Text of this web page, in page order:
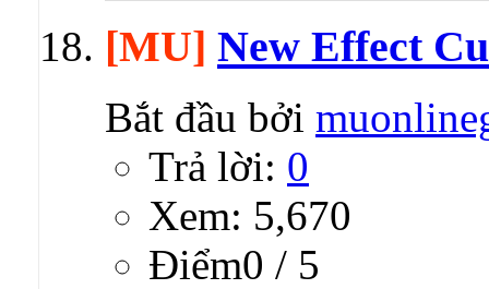
[MU] New Effect
Bắt đầu bởi
Trả lời: 0
Xem: 5,670
Ðiểm0 / 5